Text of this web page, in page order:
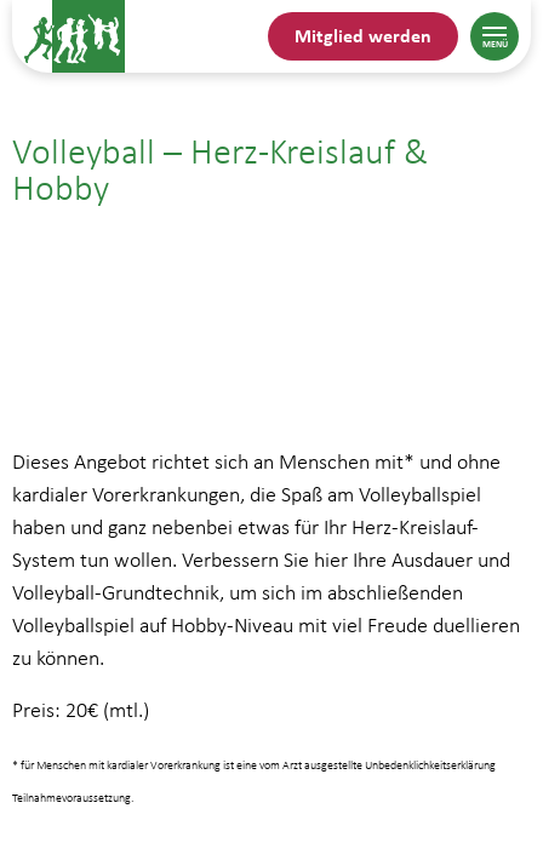
Mitglied werden
Volleyball – Herz-Kreislauf &
Hobby
18.06.25| 20:00
Dieses Angebot richtet sich an Menschen mit* und ohne
kardialer Vorerkrankungen, die Spaß am Volleyballspiel
haben und ganz nebenbei etwas für Ihr Herz-Kreislauf-
System tun wollen. Verbessern Sie hier Ihre Ausdauer und
Volleyball-Grundtechnik, um sich im abschließenden
Volleyballspiel auf Hobby-Niveau mit viel Freude duellieren
zu können.
Preis: 20€ (mtl.)
* für Menschen mit kardialer Vorerkrankung ist eine vom Arzt ausgestellte Unbedenklichkeitserklärung
Teilnahmevoraussetzung.